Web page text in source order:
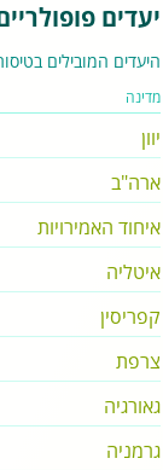
יעדים פופולריים
היעדים המובילים
מדינה
יוון
ארה"ב
איחוד האמירויות
איטליה
קפריסין
צרפת
גאורגיה
גרמניה